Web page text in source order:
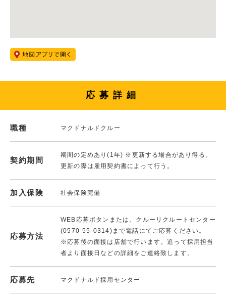
応募詳細
職種 マクドナルドクルー
契約期間
期間の定めあり(1年) ※更新する場合があり得る。
更新の際は雇用契約書によって行う。
加入保険 社会保険完備
応募方法
WEB応募ボタンまたは、クルーリクルートセンター
(0570-55-0314)まで電話にてご応募ください。
※応募後の面接は店舗で行います。追って採用担当
者より面接日などの詳細をご連絡致します。
応募先 マクドナルド採用センター